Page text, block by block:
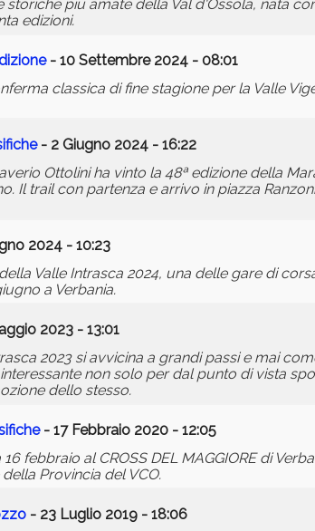
più amate della Val d'Ossola, nata
edizioni.
- 10 Settembre 2024 - 08:01
classica di fine stagione per la Valle
- 2 Giugno 2024 - 16:22
Ottolini ha vinto la 48ª edizione della
Il trail con partenza e arrivo in piazza
2024 - 10:23
Valle Intrasca 2024, una delle gare di
a Verbania.
2023 - 13:01
2023 si avvicina a grandi passi e mai
non solo per dal punto di vista
dello stesso.
- 17 Febbraio 2020 - 12:05
febbraio al CROSS DEL MAGGIORE di
Provincia del VCO.
- 23 Luglio 2019 - 18:06